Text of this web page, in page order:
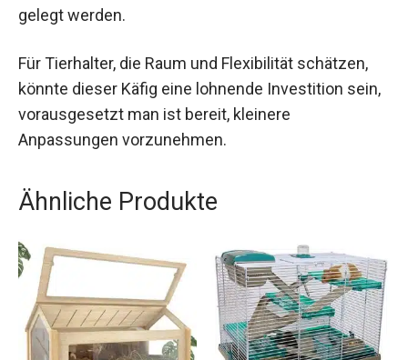
gelegt werden.
Für Tierhalter, die Raum und Flexibilität schätzen,
könnte dieser Käfig eine lohnende Investition sein,
vorausgesetzt man ist bereit, kleinere
Anpassungen vorzunehmen.
Ähnliche Produkte